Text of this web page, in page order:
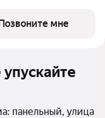
мне
панельный, улица